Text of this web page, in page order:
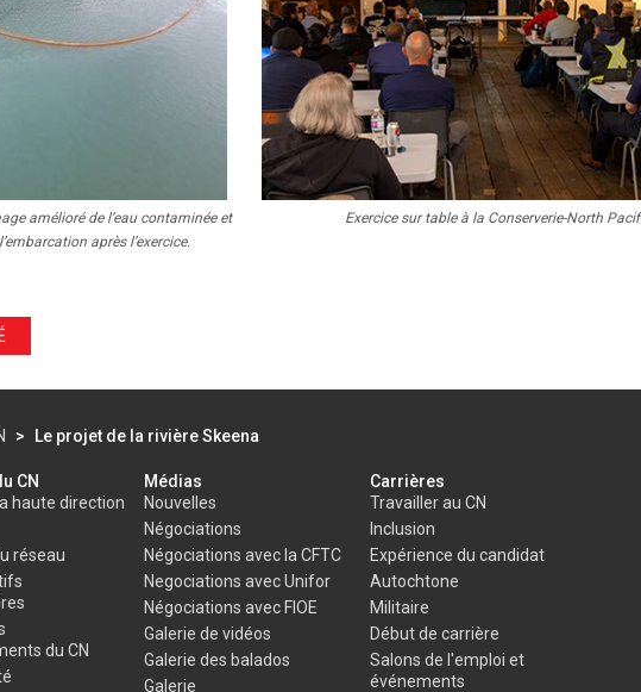
amélioré de l’eau contaminée et
après l’exercice.
Exercice sur table à la Conserverie-North
> Le projet de la rivière Skeena
CN
haute direction
réseau
du CN
Médias
Nouvelles
Négociations
Négociations avec la CFTC
Negociations avec Unifor
Négociations avec FIOE
Galerie de vidéos
Galerie des balados
Galerie
Carrières
Travailler au CN
Inclusion
Expérience du candidat
Autochtone
Militaire
Début de carrière
Salons de l'emploi et
événements